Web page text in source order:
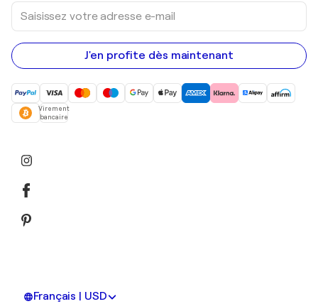
Saisissez
votre
adresse
e-
mail
J'en profite dès maintenant
Virement
bancaire
Français | USD